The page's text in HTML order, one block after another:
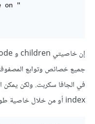
جميع خصائص وتوابع
في الجافا سكربت. ولكن يمكن
index أو من خلال خاصية طول المصفوفة length